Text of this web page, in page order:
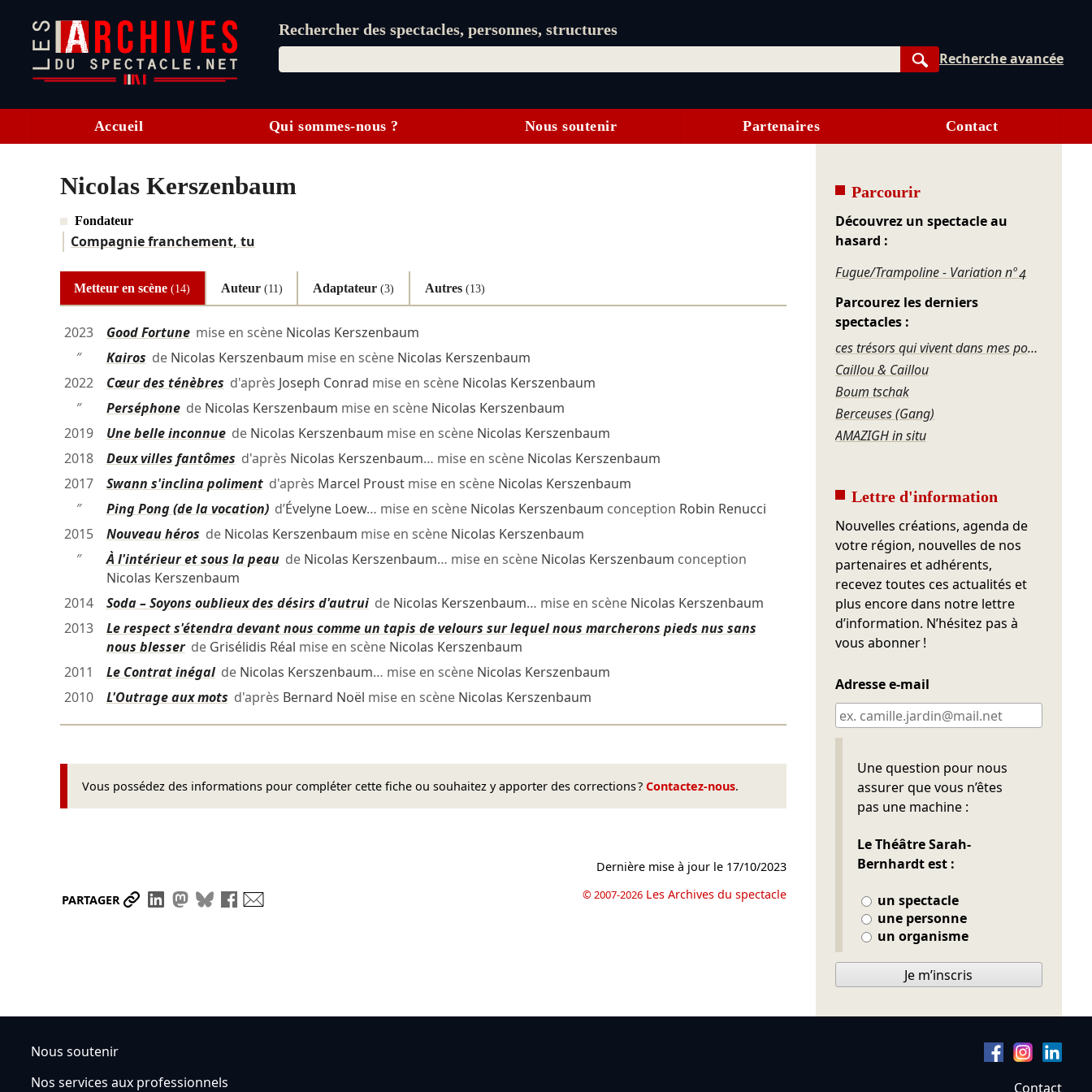
Rechercher des spectacles, personnes, structures
Rechercher
Recherche avancée
Accueil Qui sommes-nous ? Nous soutenir Partenaires Contact
Nicolas Kerszenbaum
Fondateur
Compagnie franchement, tu
Metteur en scène(14) Auteur (11) Adaptateur(3) Autres (13)
2023 Good Fortunemise en scène Nicolas Kerszenbaum
″
Kairos de Nicolas Kerszenbaum mise en scène Nicolas Kerszenbaum
2022
Cœur des ténèbres d'après Joseph Conrad mise en scène Nicolas Kerszenbaum
″
Perséphonede Nicolas Kerszenbaum mise en scène Nicolas Kerszenbaum
2019
Une belle inconnuede Nicolas Kerszenbaum mise en scène Nicolas Kerszenbaum
2018
Deux villes fantômes d'après Nicolas Kerszenbaum… mise en scène Nicolas Kerszenbaum
2017
Swann s'inclina polimentd'après Marcel Proustmise en scène Nicolas Kerszenbaum
″
Ping Pong (de la vocation)d’Évelyne Loew… mise en scène Nicolas Kerszenbaum conception Robin Renucci
2015
Nouveau héros de Nicolas Kerszenbaum mise en scène Nicolas Kerszenbaum
″
À l'intérieur et sous la peaude Nicolas Kerszenbaum… mise en scène Nicolas Kerszenbaum conception
Nicolas Kerszenbaum
2014
Soda – Soyons oublieux des désirs d'autruide Nicolas Kerszenbaum… mise en scène Nicolas Kerszenbaum
2013
Le respect s'étendra devant nous comme un tapis de velours sur lequel nous marcherons pieds nus sans
nous blesserde Grisélidis Réal mise en scène Nicolas Kerszenbaum
2011
Le Contrat inégalde Nicolas Kerszenbaum… mise en scène Nicolas Kerszenbaum
2010
L'Outrage aux mots d'après Bernard Noël mise en scène Nicolas Kerszenbaum
Vous possédez des informations pour compléter cette fiche ou souhaitez y apporter des corrections ? Contactez-nous.
PARTAGER Partager le lien
Partager sur LinkedIn
Partager sur Mastodon
Partager sur Bluesky
Partager sur Facebook
Dernière mise à jour le 17/10/2023
© 2007-2026 Les Archives du spectacle
Parcourir
Découvrez un spectacle au
hasard :
Fugue/Trampoline - Variation nº 4
Parcourez les derniers
spectacles :
ces trésors qui vivent dans mes poches
Caillou & Caillou
Boum tschak
Berceuses (Gang)
AMAZIGH in situ
Lettre d'information
Nouvelles créations, agenda de
votre région, nouvelles de nos
partenaires et adhérents,
recevez toutes ces actualités et
plus encore dans notre lettre
d’information. N’hésitez pas à
vous abonner !
Adresse e-mail
Une question pour nous
assurer que vous n’êtes
pas une machine :
Le Théâtre Sarah-
Bernhardt est :
un spectacle
une personne
un organisme
Ne pas remplir
Je m’inscris
Nous soutenir
Nos services aux professionnels
Contact